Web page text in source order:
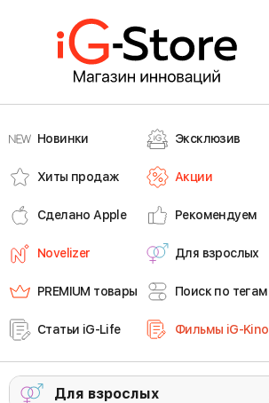
Новинки Эксклюзив
Хиты продаж Акции
Сделано Apple Рекомендуем
Novelizer Для взрослых
PREMIUM товары Поиск по тегам
Статьи iG-Life Фильмы iG-Kino
Для взрослых